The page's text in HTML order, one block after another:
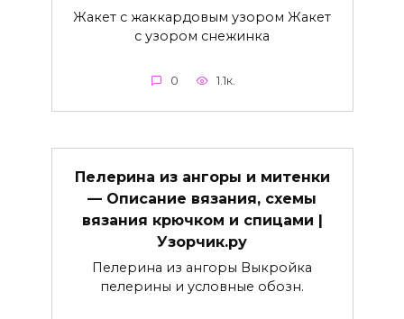
Жакет с жаккардовым узором Жакет
с узором снежинка
0 1.1к.
Пелерина из ангоры и митенки
— Описание вязания, схемы
вязания крючком и спицами |
Узорчик.ру
Пелерина из ангоры Выкройка
пелерины и условные обозн.